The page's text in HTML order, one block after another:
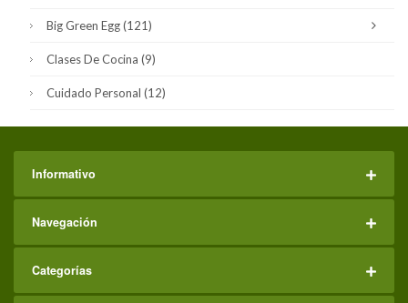
Big Green Egg(121)
Clases De Cocina (9)
Cuidado Personal (12)
Informativo
Navegación
Categorías